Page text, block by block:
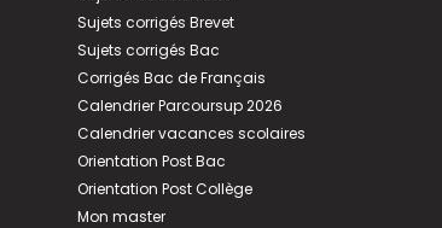
Sujets corrigés Brevet
Sujets corrigés Bac
Corrigés Bac de Français
Calendrier Parcoursup 2026
Calendrier vacances scolaires
Orientation Post Bac
Orientation Post Collège
Mon master